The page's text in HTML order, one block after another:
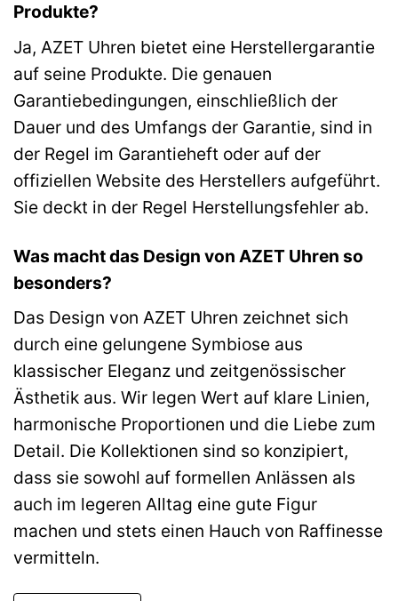
Produkte?
Ja, AZET Uhren bietet eine Herstellergarantie
auf seine Produkte. Die genauen
Garantiebedingungen, einschließlich der
Dauer und des Umfangs der Garantie, sind in
der Regel im Garantieheft oder auf der
offiziellen Website des Herstellers aufgeführt.
Sie deckt in der Regel Herstellungsfehler ab.
Was macht das Design von AZET Uhren so
besonders?
Das Design von AZET Uhren zeichnet sich
durch eine gelungene Symbiose aus
klassischer Eleganz und zeitgenössischer
Ästhetik aus. Wir legen Wert auf klare Linien,
harmonische Proportionen und die Liebe zum
Detail. Die Kollektionen sind so konzipiert,
dass sie sowohl auf formellen Anlässen als
auch im legeren Alltag eine gute Figur
machen und stets einen Hauch von Raffinesse
vermitteln.